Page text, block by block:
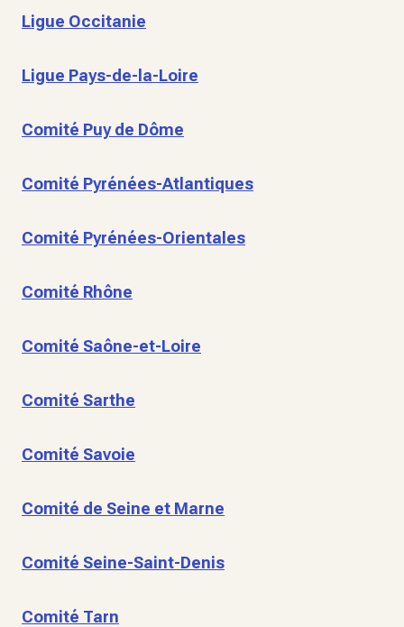
Ligue Occitanie
Ligue Pays-de-la-Loire
Comité Puy de Dôme
Comité Pyrénées-Atlantiques
Comité Pyrénées-Orientales
Comité Rhône
Comité Saône-et-Loire
Comité Sarthe
Comité Savoie
Comité de Seine et Marne
Comité Seine-Saint-Denis
Comité Tarn